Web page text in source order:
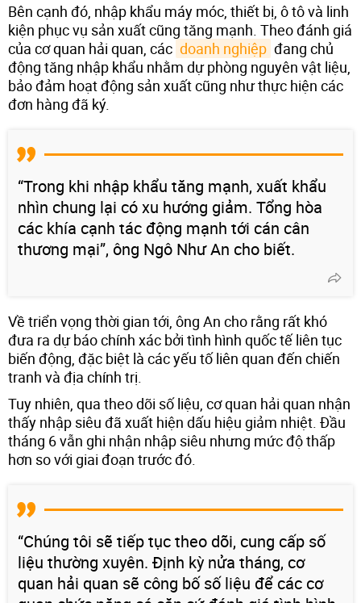
Bên cạnh đó, nhập khẩu máy móc, thiết bị, ô tô và linh
kiện phục vụ sản xuất cũng tăng mạnh. Theo đánh giá
của cơ quan hải quan, các doanh nghiệp đang chủ
động tăng nhập khẩu nhằm dự phòng nguyên vật liệu,
bảo đảm hoạt động sản xuất cũng như thực hiện các
đơn hàng đã ký.
“Trong khi nhập khẩu tăng mạnh, xuất khẩu
nhìn chung lại có xu hướng giảm. Tổng hòa
các khía cạnh tác động mạnh tới cán cân
thương mại”, ông Ngô Như An cho biết.
Về triển vọng thời gian tới, ông An cho rằng rất khó
đưa ra dự báo chính xác bởi tình hình quốc tế liên tục
biến động, đặc biệt là các yếu tố liên quan đến chiến
tranh và địa chính trị.
Tuy nhiên, qua theo dõi số liệu, cơ quan hải quan nhận
thấy nhập siêu đã xuất hiện dấu hiệu giảm nhiệt. Đầu
tháng 6 vẫn ghi nhận nhập siêu nhưng mức độ thấp
hơn so với giai đoạn trước đó.
“Chúng tôi sẽ tiếp tục theo dõi, cung cấp số
liệu thường xuyên. Định kỳ nửa tháng, cơ
quan hải quan sẽ công bố số liệu để các cơ